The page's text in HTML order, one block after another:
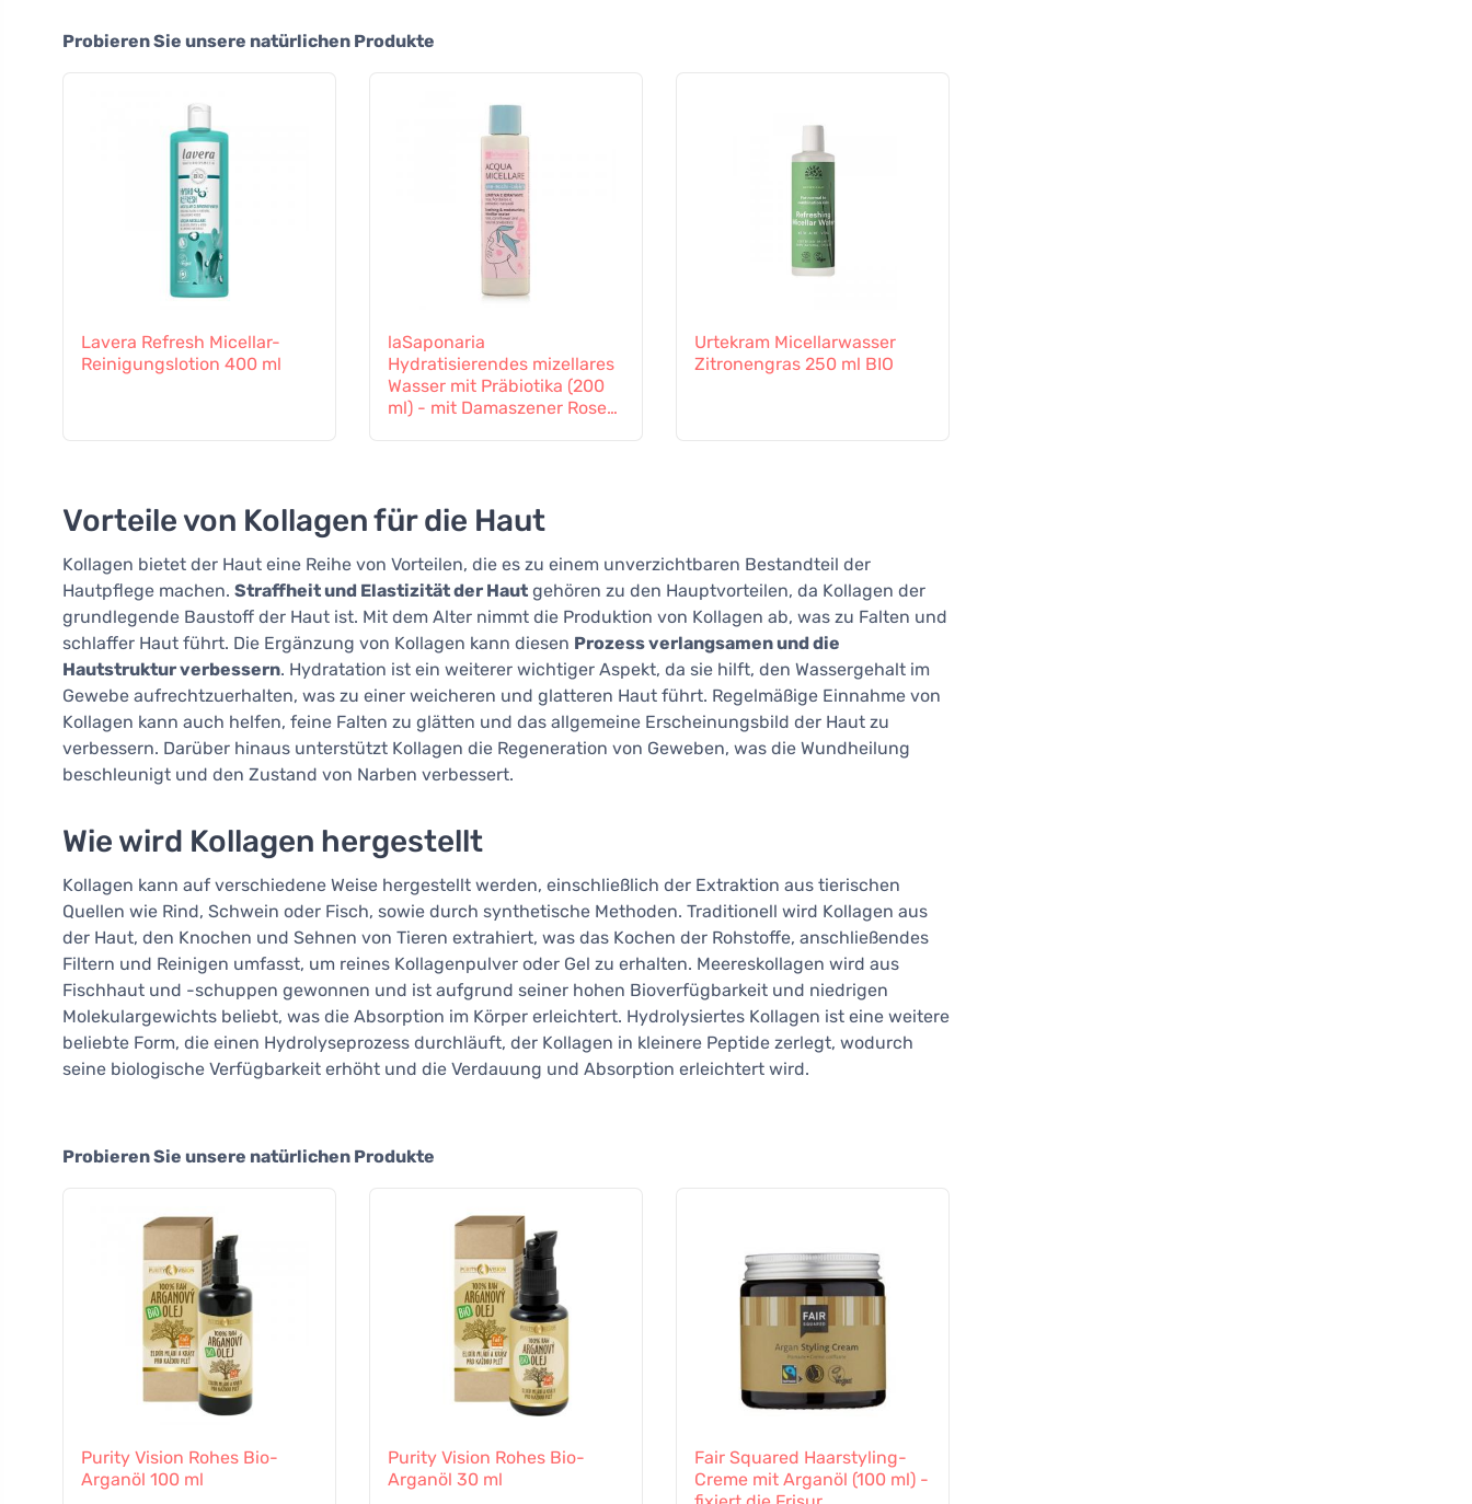
Probieren Sie unsere natürlichen Produkte
Lavera Refresh Micellar-
Reinigungslotion 400 ml
laSaponaria
Hydratisierendes mizellares
Wasser mit Präbiotika (200
ml) - mit Damaszener Rose
Urtekram Micellarwasser
Zitronengras 250 ml BIO
Vorteile von Kollagen für die Haut
Kollagen bietet der Haut eine Reihe von Vorteilen, die es zu einem unverzichtbaren Bestandteil der
Hautpflege machen. Straffheit und Elastizität der Haut gehören zu den Hauptvorteilen, da Kollagen der
grundlegende Baustoff der Haut ist. Mit dem Alter nimmt die Produktion von Kollagen ab, was zu Falten und
schlaffer Haut führt. Die Ergänzung von Kollagen kann diesen Prozess verlangsamen und die
Hautstruktur verbessern. Hydratation ist ein weiterer wichtiger Aspekt, da sie hilft, den Wassergehalt im
Gewebe aufrechtzuerhalten, was zu einer weicheren und glatteren Haut führt. Regelmäßige Einnahme von
Kollagen kann auch helfen, feine Falten zu glätten und das allgemeine Erscheinungsbild der Haut zu
verbessern. Darüber hinaus unterstützt Kollagen die Regeneration von Geweben, was die Wundheilung
beschleunigt und den Zustand von Narben verbessert.
Wie wird Kollagen hergestellt
Kollagen kann auf verschiedene Weise hergestellt werden, einschließlich der Extraktion aus tierischen
Quellen wie Rind, Schwein oder Fisch, sowie durch synthetische Methoden. Traditionell wird Kollagen aus
der Haut, den Knochen und Sehnen von Tieren extrahiert, was das Kochen der Rohstoffe, anschließendes
Filtern und Reinigen umfasst, um reines Kollagenpulver oder Gel zu erhalten. Meereskollagen wird aus
Fischhaut und -schuppen gewonnen und ist aufgrund seiner hohen Bioverfügbarkeit und niedrigen
Molekulargewichts beliebt, was die Absorption im Körper erleichtert. Hydrolysiertes Kollagen ist eine weitere
beliebte Form, die einen Hydrolyseprozess durchläuft, der Kollagen in kleinere Peptide zerlegt, wodurch
seine biologische Verfügbarkeit erhöht und die Verdauung und Absorption erleichtert wird.
Probieren Sie unsere natürlichen Produkte
Purity Vision Rohes Bio-
Arganöl 100 ml
Purity Vision Rohes Bio-
Arganöl 30 ml
Fair Squared Haarstyling-
Creme mit Arganöl (100 ml) -